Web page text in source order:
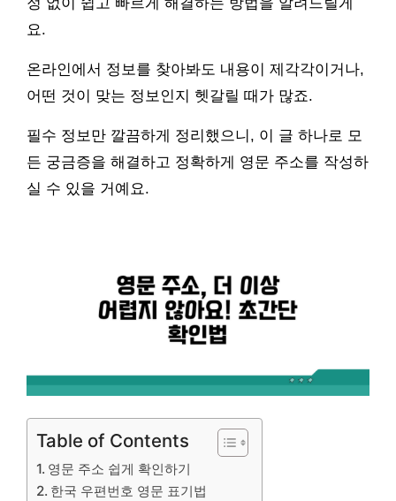
요.
온라인에서 정보를 찾아봐도 내용이 제각각이거나,
어떤 것이 맞는 정보인지 헷갈릴 때가 많죠.
필수 정보만 깔끔하게 정리했으니, 이 글 하나로 모
든 궁금증을 해결하고 정확하게 영문 주소를 작성하
실 수 있을 거예요.
Table of Contents
영문 주소 쉽게 확인하기
한국 우편번호 영문 표기법